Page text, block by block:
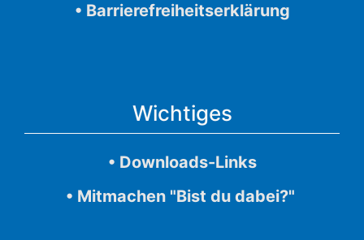
• Barrierefreiheitserklärung
Wichtiges
• Downloads-Links
• Mitmachen "Bist du dabei?"